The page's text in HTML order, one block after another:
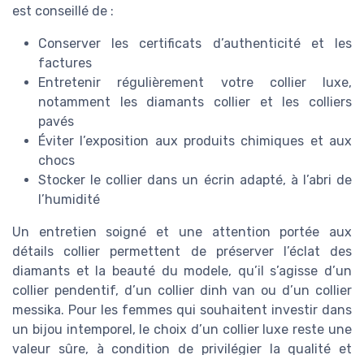
est conseillé de :
Conserver les certificats d’authenticité et les
factures
Entretenir régulièrement votre collier luxe,
notamment les diamants collier et les colliers
pavés
Éviter l’exposition aux produits chimiques et aux
chocs
Stocker le collier dans un écrin adapté, à l’abri de
l’humidité
Un entretien soigné et une attention portée aux
détails collier permettent de préserver l’éclat des
diamants et la beauté du modele, qu’il s’agisse d’un
collier pendentif, d’un collier dinh van ou d’un collier
messika. Pour les femmes qui souhaitent investir dans
un bijou intemporel, le choix d’un collier luxe reste une
valeur sûre, à condition de privilégier la qualité et